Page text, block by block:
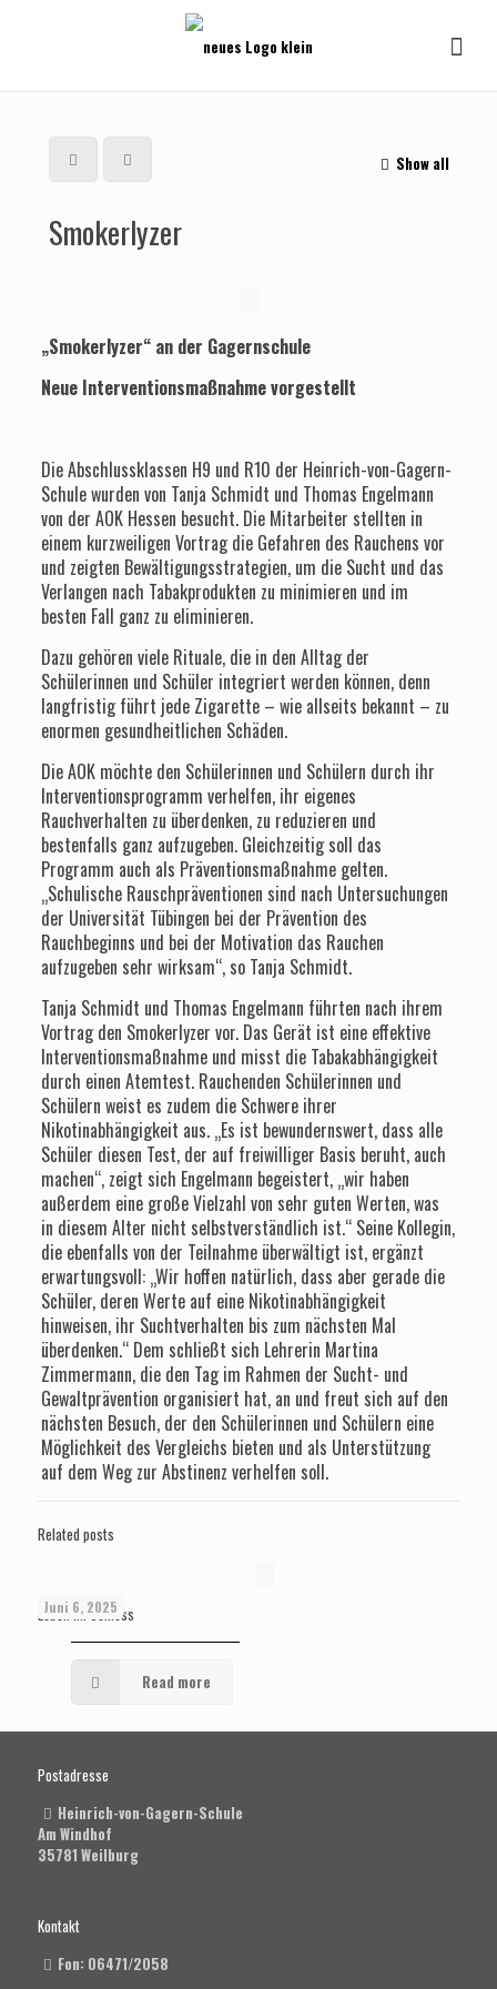
Show all
Smokerlyzer
„Smokerlyzer“ an der Gagernschule
Neue Interventionsmaßnahme vorgestellt
Die Abschlussklassen H9 und R10 der Heinrich-von-Gagern-
Schule wurden von Tanja Schmidt und Thomas Engelmann
von der AOK Hessen besucht. Die Mitarbeiter stellten in
einem kurzweiligen Vortrag die Gefahren des Rauchens vor
und zeigten Bewältigungsstrategien, um die Sucht und das
Verlangen nach Tabakprodukten zu minimieren und im
besten Fall ganz zu eliminieren.
Dazu gehören viele Rituale, die in den Alltag der
Schülerinnen und Schüler integriert werden können, denn
langfristig führt jede Zigarette – wie allseits bekannt – zu
enormen gesundheitlichen Schäden.
Die AOK möchte den Schülerinnen und Schülern durch ihr
Interventionsprogramm verhelfen, ihr eigenes
Rauchverhalten zu überdenken, zu reduzieren und
bestenfalls ganz aufzugeben. Gleichzeitig soll das
Programm auch als Präventionsmaßnahme gelten.
„Schulische Rauschpräventionen sind nach Untersuchungen
der Universität Tübingen bei der Prävention des
Rauchbeginns und bei der Motivation das Rauchen
aufzugeben sehr wirksam“, so Tanja Schmidt.
Tanja Schmidt und Thomas Engelmann führten nach ihrem
Vortrag den Smokerlyzer vor. Das Gerät ist eine effektive
Interventionsmaßnahme und misst die Tabakabhängigkeit
durch einen Atemtest. Rauchenden Schülerinnen und
Schülern weist es zudem die Schwere ihrer
Nikotinabhängigkeit aus. „Es ist bewundernswert, dass alle
Schüler diesen Test, der auf freiwilliger Basis beruht, auch
machen“, zeigt sich Engelmann begeistert, „wir haben
außerdem eine große Vielzahl von sehr guten Werten, was
in diesem Alter nicht selbstverständlich ist.“ Seine Kollegin,
die ebenfalls von der Teilnahme überwältigt ist, ergänzt
erwartungsvoll: „Wir hoffen natürlich, dass aber gerade die
Schüler, deren Werte auf eine Nikotinabhängigkeit
hinweisen, ihr Suchtverhalten bis zum nächsten Mal
überdenken.“ Dem schließt sich Lehrerin Martina
Zimmermann, die den Tag im Rahmen der Sucht- und
Gewaltprävention organisiert hat, an und freut sich auf den
nächsten Besuch, der den Schülerinnen und Schülern eine
Möglichkeit des Vergleichs bieten und als Unterstützung
auf dem Weg zur Abstinenz verhelfen soll.
Related posts
Juni 6, 2025
Leben im Schloss
Read more
Postadresse
Heinrich-von-Gagern-Schule
Am Windhof
35781 Weilburg
Kontakt
Fon: 06471/2058